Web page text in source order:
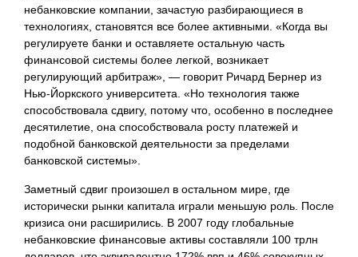
небанковские компании, зачастую разбирающиеся в
технологиях, становятся все более активными. «Когда вы
регулируете банки и оставляете остальную часть
финансовой системы более легкой, возникает
регулирующий арбитраж», — говорит Ричард Бернер из
Нью-Йоркского университета. «Но технология также
способствовала сдвигу, потому что, особенно в последнее
десятилетие, она способствовала росту платежей и
подобной банковской деятельности за пределами
банковской системы».
Заметный сдвиг произошел в остальном мире, где
исторически рынки капитала играли меньшую роль. После
кризиса они расширились. В 2007 году глобальные
небанковские финансовые активы составляли 100 трлн